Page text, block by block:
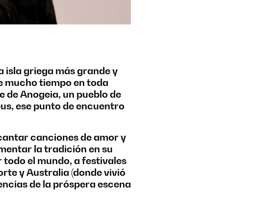
isla griega más grande y
mucho tiempo en toda
de Anogeia, un pueblo de
ese punto de encuentro
canciones de amor y
la tradición en su
todo el mundo, a festivales
y Australia (donde vivió
de la próspera escena